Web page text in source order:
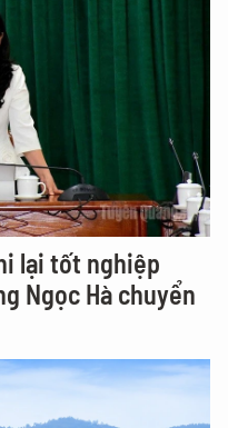
lại tốt nghiệp
Ngọc Hà chuyển